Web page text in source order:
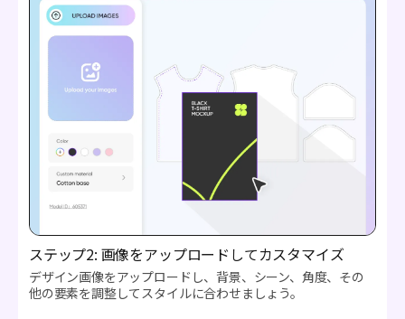
ステップ2: 画像をアップロードしてカスタマイズ
デザイン画像をアップロードし、背景、シーン、角度、その
他の要素を調整してスタイルに合わせましょう。